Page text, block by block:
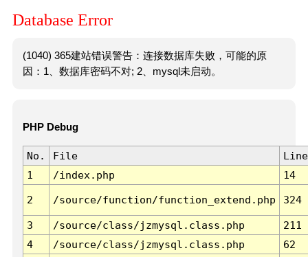
Database Error
(1040) 365建站错误警告：连接数据库失败，可能的原
因：1、数据库密码不对; 2、mysql未启动。
PHP Debug
No. File
Line
1
/index.php 14
2 /source/function/function_extend.php 324
3 /source/class/jzmysql.class.php
211
4
/source/class/jzmysql.class.php
62